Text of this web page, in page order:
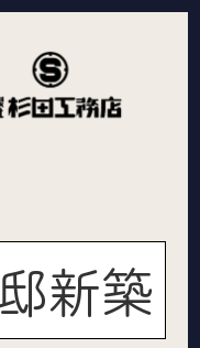
新築